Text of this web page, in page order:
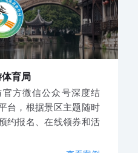
育局
方微信公众号深度结
台，根据景区主题随时
约报名、在线领券和活